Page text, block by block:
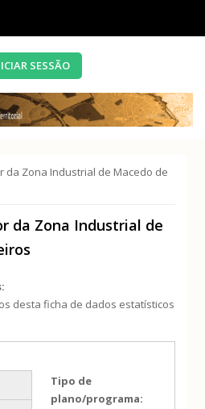
SESSÃO
da Zona Industrial de Macedo de
da Zona Industrial de
desta ficha de dados estatísticos
Tipo de
plano/programa: